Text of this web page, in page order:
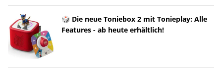
🎲 Die neue Toniebox 2 mit Tonieplay: Alle
Features - ab heute erhältlich!